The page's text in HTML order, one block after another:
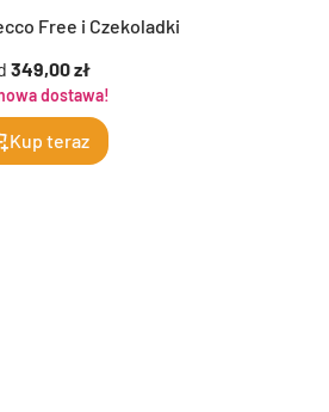
Free i Czekoladki
349,00 zł
dostawa!
Kup teraz